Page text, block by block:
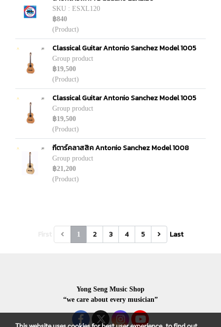
SKU : ESXL120
฿840
(Product)
Classical Guitar Antonio Sanchez Model 1005
Group product
฿19,500
(Product)
Classical Guitar Antonio Sanchez Model 1005
Group product
฿19,500
(Product)
กีตาร์คลาสสิค Antonio Sanchez Model 1008
Group product
฿21,200
(Product)
1 2 3 4 5 Last
Yong Seng Music Shop
“we care about every musician”